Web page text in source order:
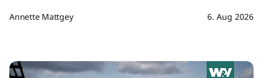
Annette Mattgey 6. Aug 2026